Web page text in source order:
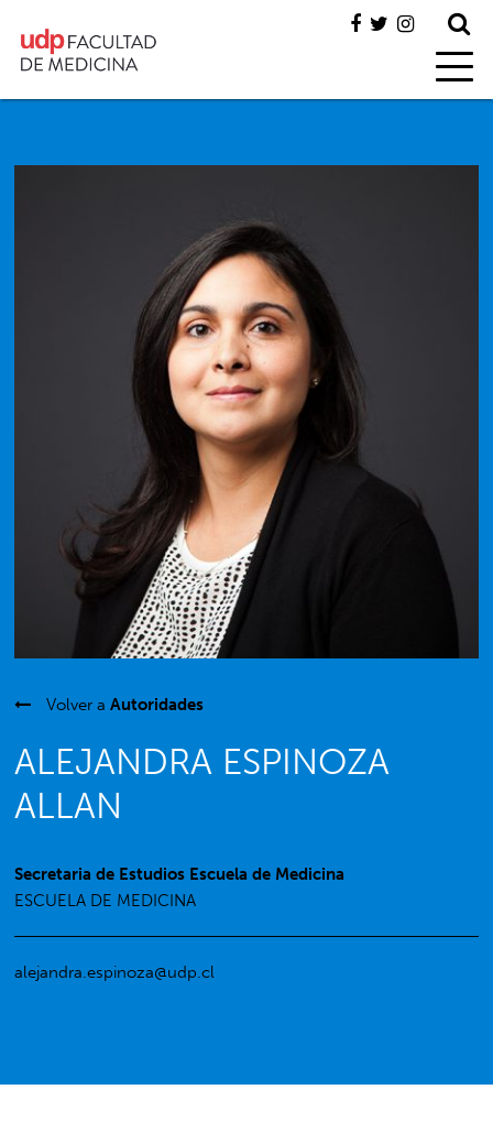
Volver aAutoridades
ALEJANDRA ESPINOZA
ALLAN
Secretaria de Estudios Escuela de Medicina
ESCUELA DE MEDICINA
alejandra.espinoza@udp.cl